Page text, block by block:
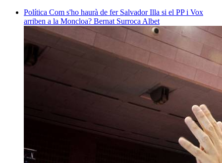
Política Com s'ho haurà de fer Salvador Illa si el PP i Vox
arriben a la Moncloa? Bernat Surroca Albet